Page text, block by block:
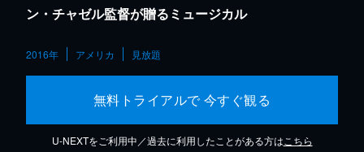
ン・チャゼル監督が贈るミュージカル
2016年 アメリカ 見放題
無料トライアルで 今すぐ観る
U-NEXTをご利用中／過去に利用したことがある方は こちら